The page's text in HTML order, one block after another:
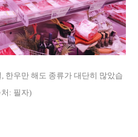
한우만 해도 종류가 대단히 많았습
: 필자)